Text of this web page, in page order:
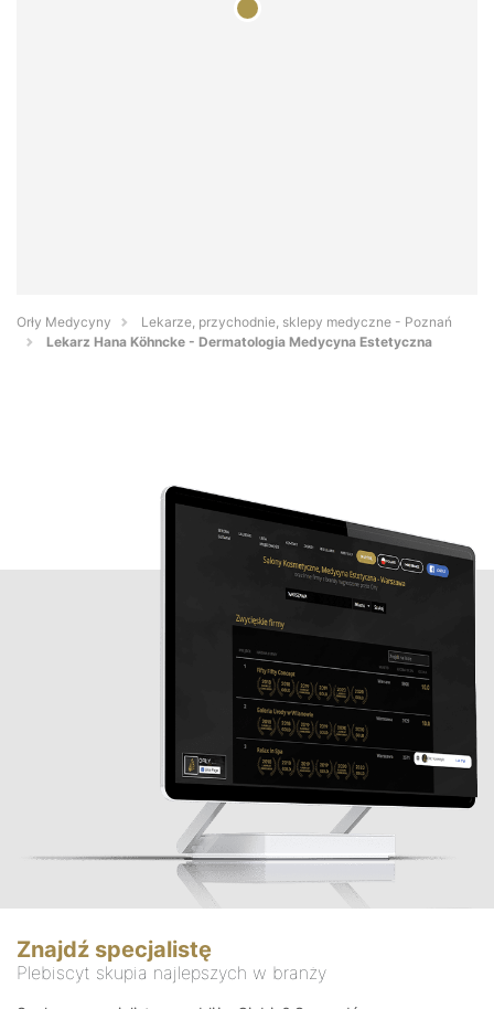
Orły Medycyny
Lekarze, przychodnie, sklepy medyczne - Poznań
Lekarz Hana Köhncke - Dermatologia Medycyna Estetyczna
Znajdź specjalistę
Plebiscyt skupia najlepszych w branży